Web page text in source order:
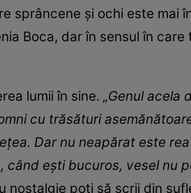
sprâncene și ochi este mai
Boca, dar în sensul în
lumii în sine. „Genul acela
cu trăsături
Dar nu neapărat este
ești bucuros, vesel nu
nostalgie poți să scrii din